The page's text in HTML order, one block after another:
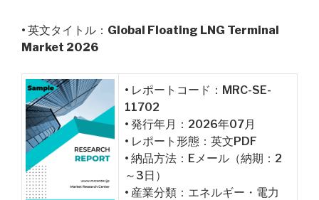
• 英文タイトル： Global Floating LNG Terminal
Market 2026
• レポートコード：MRC-SE-
11702
• 発行年月：2026年07月
• レポート形態：英文PDF
• 納品方法：Eメール（納期：2
～3日）
• 産業分類：エネルギー・電力